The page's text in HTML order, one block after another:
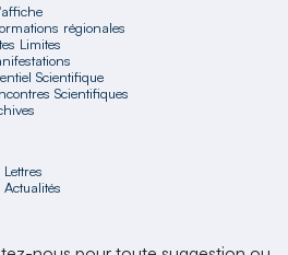
régionales
Limites
Scientifique
Scientifiques
Lettres
Actualités